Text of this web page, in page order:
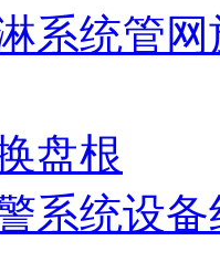
系统管
盘根
系统设